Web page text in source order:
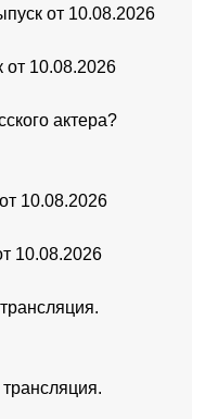
от 10.08.2026
10.08.2026
актера?
10.08.2026
10.08.2026